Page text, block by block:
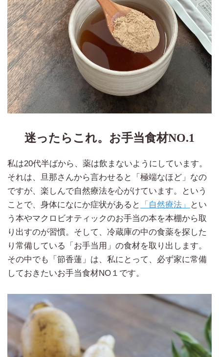
迷ったらこれ。お手当食材NO.1
私は20代半ばから、薬は飲まないようにしています。
それは、旦那さんから言わせると「極端なほど」なの
ですが、楽しんで自然療法を心がけています。という
ことで、身体になにか症状があると
「自然療法」
とい
う本やマクロビオティックのお手当の本を本棚から取
り出すのが習慣。そして、冷蔵庫の中の食薬を探した
り常備している「お手当用」の食材を取り出します。
その中でも「節香蓮」は、私にとって、必ず家に常備
しておきたいお手当食材NO１です。